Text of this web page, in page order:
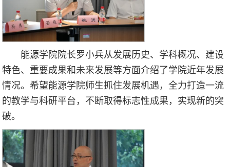
能源学院院长罗小兵从发展历史、学科概况、建设
特色、重要成果和未来发展等方面介绍了学院近年发展
情况。希望能源学院师生抓住发展机遇，全力打造一流
的教学与科研平台，不断取得标志性成果，实现新的突
破。